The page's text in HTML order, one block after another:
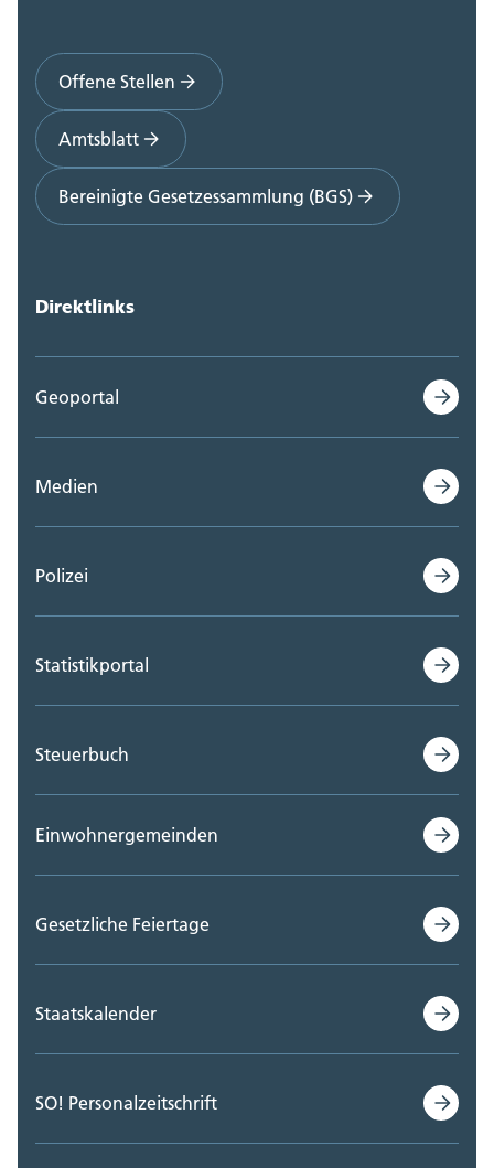
Offene Stellen
Amtsblatt
Bereinigte Gesetzessammlung (BGS)
Direktlinks
Geoportal
Medien
Polizei
Statistikportal
Steuerbuch
Einwohnergemeinden
Gesetzliche Feiertage
Staatskalender
SO! Personalzeitschrift